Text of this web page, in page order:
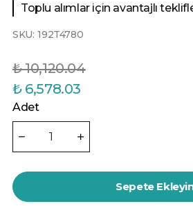
Toplu alımlar için avantajlı
SKU: 192T4780
₺ 10,120.04
₺ 6,578.03
Adet
Sepete